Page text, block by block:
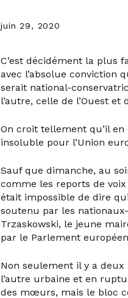
juin 29, 2020
C’est décidément la plus
avec l’absolue conviction
serait national-
l’autre, celle de l’Ouest
On croit tellement qu’il
insoluble pour l’Union
Sauf que dimanche, au
comme les reports de
était impossible de dire
soutenu par les
Trzaskowski, le jeune
par le Parlement
Non seulement il y a
l’autre urbaine et en
des mœurs, mais le bloc